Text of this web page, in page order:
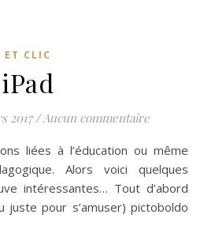
ET CLIC
iPad
2017 /Aucun commentaire
Alors voici quelques
intéressantes… Tout d’abord
pour s’amuser) pictoboldo